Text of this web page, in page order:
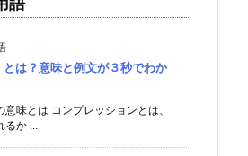
とは？意味と例文が３秒でわか
意味とは コンプレッションとは、
か ...